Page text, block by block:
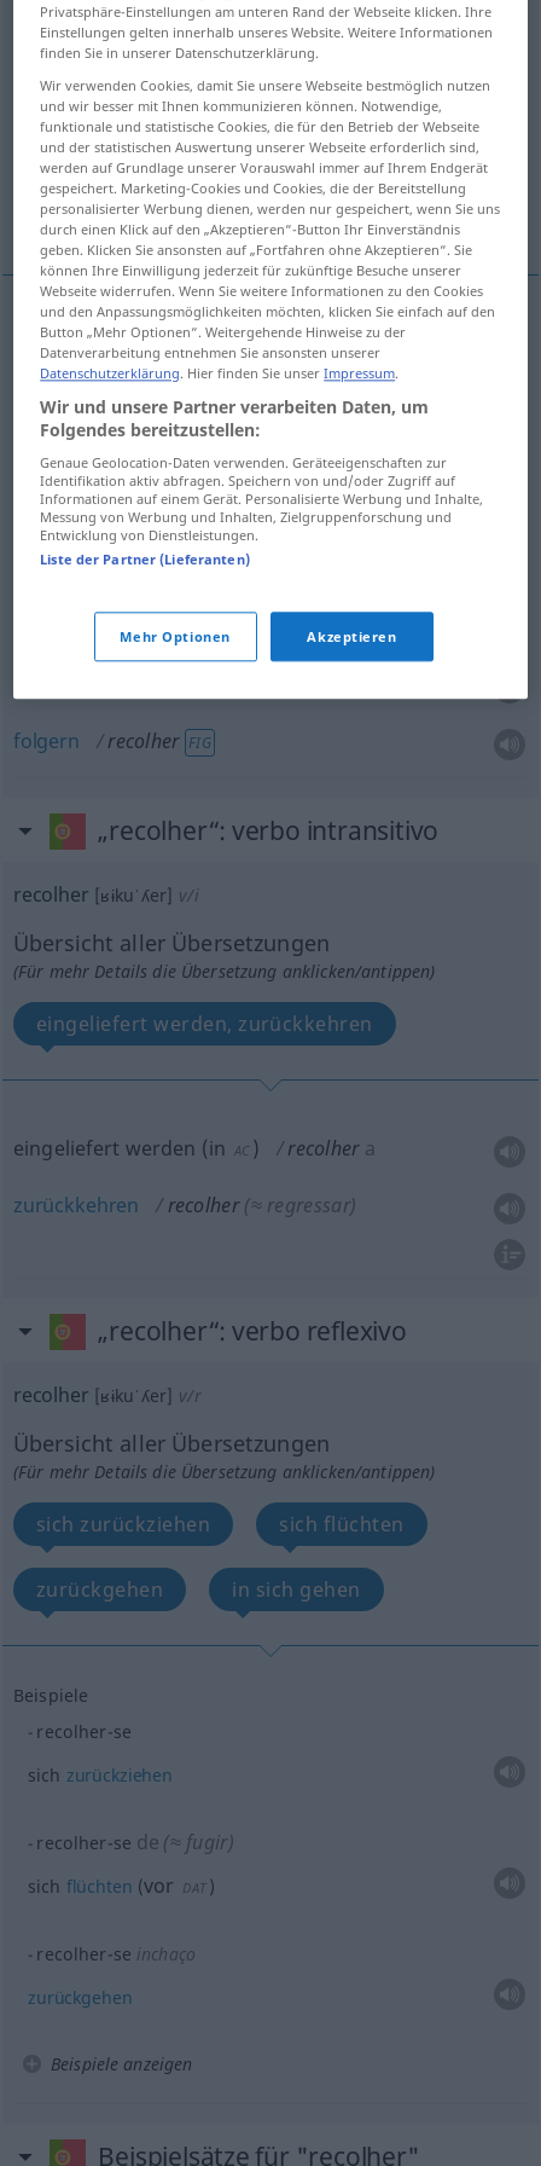
Übersicht aller Übersetzungen
einsammeln, einbringen, abernten,
aufbewahren, aufnehmen
unterbringen, unterstellen, folgern
(ein)sammeln recolher
einbringen recolhercolheita
(ab)ernten recolher
aufbewahren recolher(≈ guardar)
aufnehmen recolheralguém
unterbringen recolher (≈ abrigar)
folgern recolher FIG
„recolher“: verbo intransitivo
recolher [ʁɨkuˈʎer] v/i
Übersicht aller Übersetzungen
(Für mehr Details die Übersetzung anklicken/antippen)
eingeliefert werden, zurückkehren
eingeliefert werden (in AC ) recolher a
zurückkehren recolher (≈ regressar)
„recolher“: verbo reflexivo
recolher [ʁɨkuˈʎer] v/r
Übersicht aller Übersetzungen
(Für mehr Details die Übersetzung anklicken/antippen)
sich zurückziehen sich flüchten
zurückgehen in sich gehen
Beispiele
recolher-se
sich zurückziehen
recolher-se de (≈ fugir)
sich flüchten (vor DAT )
recolher-se inchaço
zurückgehen
Beispiele anzeigen
Beispielsätze für "recolher"
Privatsphäre-Einstellungen am unteren Rand der Webseite klicken. Ihre
Einstellungen gelten innerhalb unseres Website. Weitere Informationen
finden Sie in unserer Datenschutzerklärung.
Wir verwenden Cookies, damit Sie unsere Webseite bestmöglich nutzen
und wir besser mit Ihnen kommunizieren können. Notwendige,
funktionale und statistische Cookies, die für den Betrieb der Webseite
und der statistischen Auswertung unserer Webseite erforderlich sind,
werden auf Grundlage unserer Vorauswahl immer auf Ihrem Endgerät
gespeichert. Marketing-Cookies und Cookies, die der Bereitstellung
personalisierter Werbung dienen, werden nur gespeichert, wenn Sie uns
durch einen Klick auf den „Akzeptieren“-Button Ihr Einverständnis
geben. Klicken Sie ansonsten auf „Fortfahren ohne Akzeptieren“. Sie
können Ihre Einwilligung jederzeit für zukünftige Besuche unserer
Webseite widerrufen. Wenn Sie weitere Informationen zu den Cookies
und den Anpassungsmöglichkeiten möchten, klicken Sie einfach auf den
Button „Mehr Optionen“. Weitergehende Hinweise zu der
Datenverarbeitung entnehmen Sie ansonsten unserer
Datenschutzerklärung. Hier finden Sie unserImpressum.
Wir und unsere Partner verarbeiten Daten, um
Folgendes bereitzustellen:
Genaue Geolocation-Daten verwenden. Geräteeigenschaften zur
Identifikation aktiv abfragen. Speichern von und/oder Zugriff auf
Informationen auf einem Gerät. Personalisierte Werbung und Inhalte,
Messung von Werbung und Inhalten, Zielgruppenforschung und
Entwicklung von Dienstleistungen.
Liste der Partner (Lieferanten)
Mehr Optionen Akzeptieren